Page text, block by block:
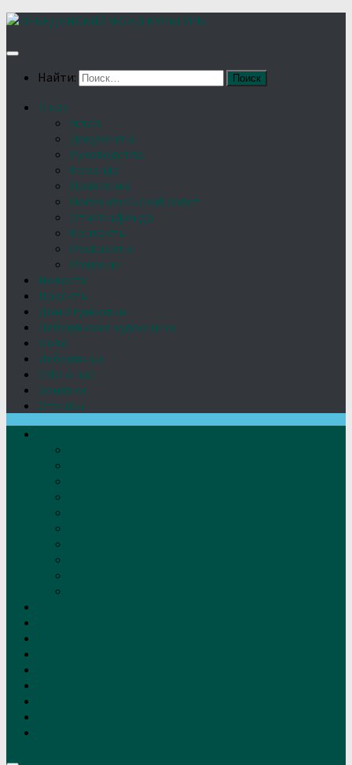
Найти:
О нас
Устав
Документы
Руководство
Команда
Правление
Попечительский совет
Отчёты фонда
Контакты
Реквизиты
Решение
Новости
Проекты
Дом Игумновых
Лебедянские художники
Фото
Лебедянцы
СМИ о нас
Земляки
Отзывы